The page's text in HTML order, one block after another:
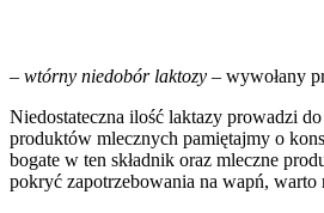
– wtórny niedobór laktozy – wywołany
Niedostateczna ilość laktazy prowadzi
produktów mlecznych pamiętajmy o
bogate w ten składnik oraz mleczne
pokryć zapotrzebowania na wapń, warto